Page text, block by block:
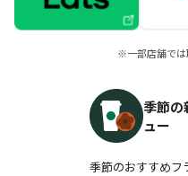
※一部店舗では
季節の
ュー
季節のおすすめフ